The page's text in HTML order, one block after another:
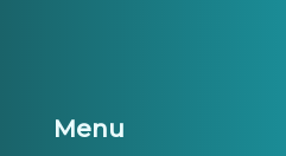
Menu